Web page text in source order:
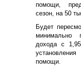
помощи,
сезон, на 50
Будет
минимально
дохода с
помощи.